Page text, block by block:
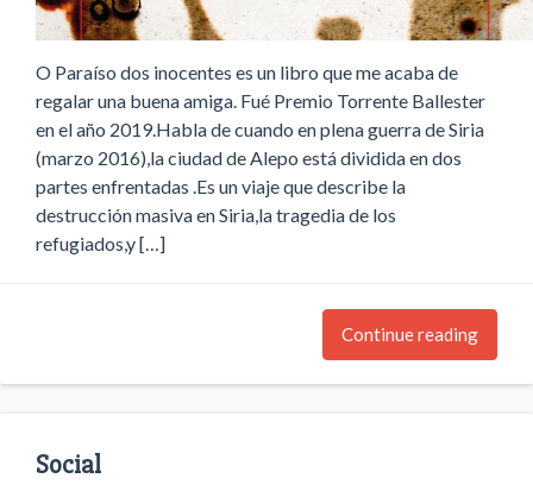
O Paraíso dos inocentes es un libro que me acaba de
regalar una buena amiga. Fué Premio Torrente Ballester
en el año 2019.Habla de cuando en plena guerra de Siria
(marzo 2016),la ciudad de Alepo está dividida en dos
partes enfrentadas .Es un viaje que describe la
destrucción masiva en Siria,la tragedia de los
refugiados,y […]
Continue reading
Social